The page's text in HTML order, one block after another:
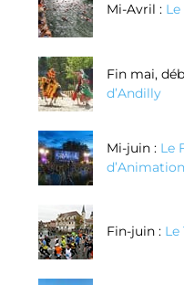
Mi-Avril :
Fin mai,
d’Andilly
Mi-juin : Le
d’Animation
Fin-juin :